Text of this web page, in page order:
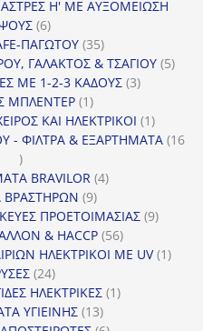
προϊόντα
Η' ΜΕ ΑΥΞΟΜΕΙΩΣΗ
66
προϊόντα
ΠΑΓΩΤΟΥ 3535
προϊόντα
ΓΑΛΑΚΤΟΣ & ΤΣΑΓΙΟΥ 55
ΜΕ 1-2-3 ΚΑΔΟΥΣ 33
ΜΠΛΕΝΤΕΡ 11
προϊόν
ΚΑΙ ΗΛΕΚΤΡΙΚΟΙ 11
προϊόν
- ΦΙΛΤΡΑ & ΕΞΑΡΤΗΜΑΤΑ 16
16
προϊόντα
BRAVILOR 44
ΒΡΑΣΤΗΡΩΝ 99
προϊόντα
ΠΡΟΕΤΟΙΜΑΣΙΑΣ 99
& HACCP 5656
προϊόντα
ΗΛΕΚΤΡΙΚΟΙ ΜΕ UV 11
2424
προϊόντα
ΗΛΕΚΤΡΙΚΕΣ 11
ΥΓΙΕΙΝΗΣ 1313